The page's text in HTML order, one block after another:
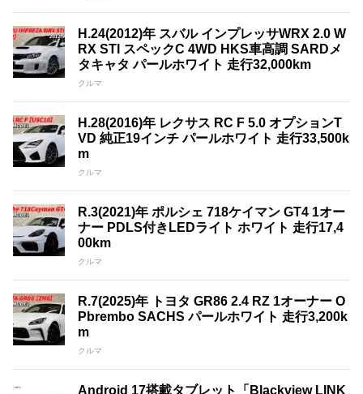
H.24(2012)年 スバル インプレッサWRX 2.0 W
RX STI スペックC 4WD HKS車高調 SARDメ
タキャタ パールホワイト 走行32,000km
クルマ
H.28(2016)年 レクサス RC F 5.0 オプションT
VD 純正19インチ パールホワイト 走行33,500k
m
クルマ
R.3(2021)年 ポルシェ 718ケイマン GT4 1オー
ナー PDLS付きLEDライト ホワイト 走行17,4
00km
クルマ
R.7(2025)年 トヨタ GR86 2.4 RZ 1オーナー O
Pbrembo SACHS パールホワイト 走行3,200k
m
クルマ
Android 17搭載タブレット「Blackview LINK